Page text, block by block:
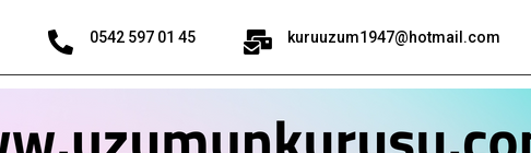
0542 597 01 45 kuruuzum1947@hotmail.com